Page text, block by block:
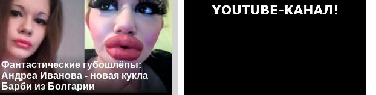
Фантастические губошлёпы:
Андреа Иванова - новая кукла
Барби из Болгарии